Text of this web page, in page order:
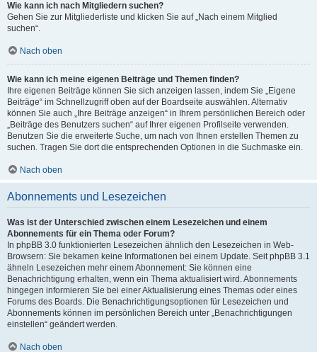
Wie kann ich nach Mitgliedern suchen?
Gehen Sie zur Mitgliederliste und klicken Sie auf „Nach einem Mitglied
suchen“.
Nach oben
Wie kann ich meine eigenen Beiträge und Themen finden?
Ihre eigenen Beiträge können Sie sich anzeigen lassen, indem Sie „Eigene
Beiträge“ im Schnellzugriff oben auf der Boardseite auswählen. Alternativ
können Sie auch „Ihre Beiträge anzeigen“ in Ihrem persönlichen Bereich oder
„Beiträge des Benutzers suchen“ auf Ihrer eigenen Profilseite verwenden.
Benutzen Sie die erweiterte Suche, um nach von Ihnen erstellen Themen zu
suchen. Tragen Sie dort die entsprechenden Optionen in die Suchmaske ein.
Nach oben
Abonnements und Lesezeichen
Was ist der Unterschied zwischen einem Lesezeichen und einem
Abonnements für ein Thema oder Forum?
In phpBB 3.0 funktionierten Lesezeichen ähnlich den Lesezeichen in Web-
Browsern: Sie bekamen keine Informationen bei einem Update. Seit phpBB 3.1
ähneln Lesezeichen mehr einem Abonnement: Sie können eine
Benachrichtigung erhalten, wenn ein Thema aktualisiert wird. Abonnements
hingegen informieren Sie bei einer Aktualisierung eines Themas oder eines
Forums des Boards. Die Benachrichtigungsoptionen für Lesezeichen und
Abonnements können im persönlichen Bereich unter „Benachrichtigungen
einstellen“ geändert werden.
Nach oben